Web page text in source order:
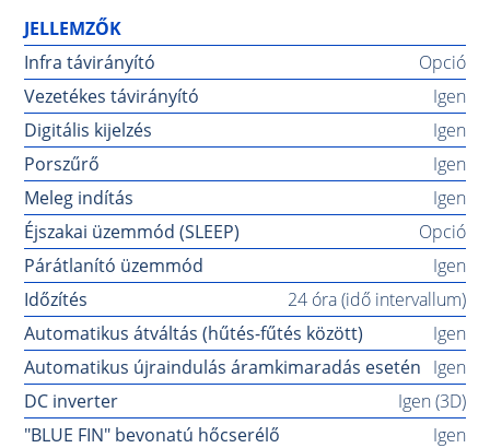
JELLEMZŐK
Infra távirányító
Opció
Vezetékes távirányító
Igen
Digitális kijelzés
Igen
Porszűrő
Igen
Meleg indítás
Igen
Éjszakai üzemmód (SLEEP)
Opció
Párátlanító üzemmód
Igen
Időzítés
24 óra (idő intervallum)
Automatikus átváltás (hűtés-fűtés között)
Igen
Automatikus újraindulás áramkimaradás esetén Igen
DC inverter
Igen (3D)
"BLUE FIN" bevonatú hőcserélő
Igen